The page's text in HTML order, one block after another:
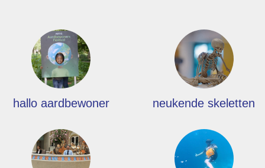
hallo aardbewoner neukende skeletten